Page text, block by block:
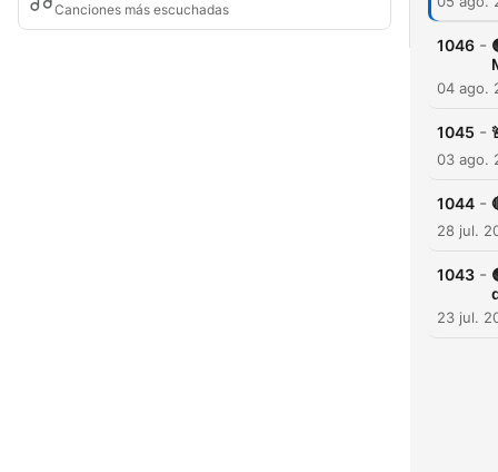
Canciones más escuchadas
1046 -
04 ago.
1045 -
03 ago.
1044 -
28 jul.
1043 -
23 jul.